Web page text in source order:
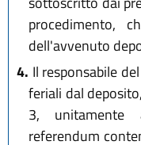
procedimento,
dell'avvenuto
4. Il responsabile
feriali dal
3,
referendum